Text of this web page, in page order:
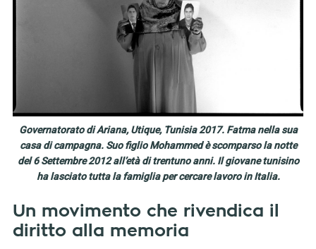
Governatorato di Ariana, Utique, Tunisia 2017. Fatma nella sua
casa di campagna. Suo figlio Mohammed è scomparso la notte
del 6 Settembre 2012 all’età di trentuno anni. Il giovane tunisino
ha lasciato tutta la famiglia per cercare lavoro in Italia.
Un movimento che rivendica il
diritto alla memoria